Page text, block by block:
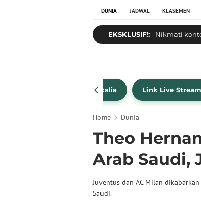
DUNIA JADWAL KLASEMEN
EKSKLUSIF!: Nikmati
Liga Italia Link Live
Home Dunia
Theo
Arab Saudi,
Juventus dan AC Milan
Saudi.